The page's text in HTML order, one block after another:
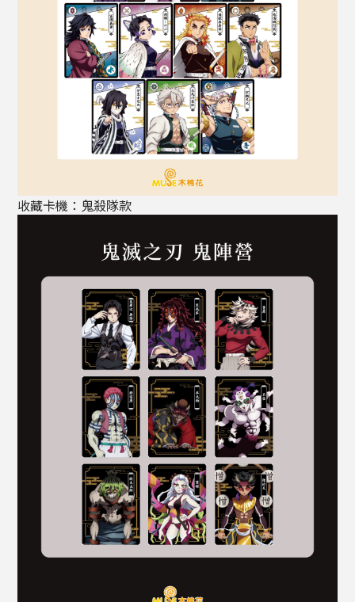
收藏卡機：鬼殺隊款